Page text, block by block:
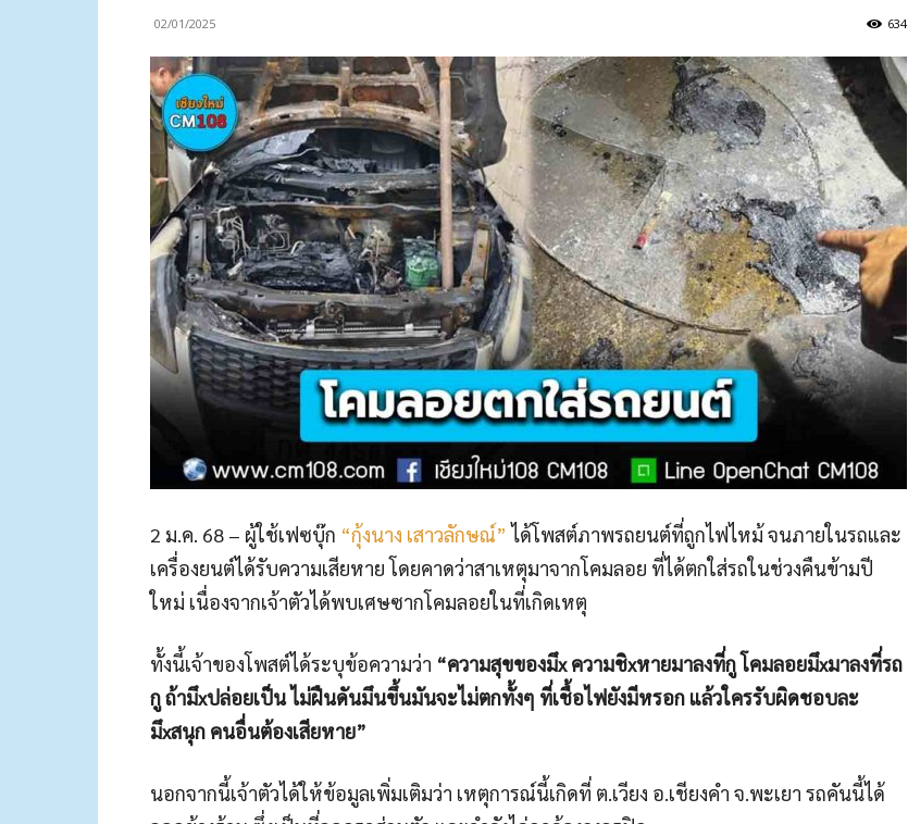
02/01/2025 634
2 ม.ค. 68 – ผู้ใช้เฟซบุ๊ก “กุ้งนาง เสาวลักษณ์” ได้โพสต์ภาพรถยนต์ที่ถูกไฟไหม้ จนภายในรถและ
เครื่องยนต์ได้รับความเสียหาย โดยคาดว่าสาเหตุมาจากโคมลอย ที่ได้ตกใส่รถในช่วงคืนข้ามปี
ใหม่ เนื่องจากเจ้าตัวได้พบเศษซากโคมลอยในที่เกิดเหตุ
ทั้งนี้เจ้าของโพสต์ได้ระบุข้อความว่า “ความสุขของมึx ความชิxหายมาลงที่กู โคมลอยมึxมาลงที่รถ
กู ถ้ามึxปล่อยเป็น ไม่ฝืนดันมึนขึ้นมันจะไม่ตกทั้งๆ ที่เชื้อไฟยังมีหรอก แล้วใครรับผิดชอบละ
มึxสนุก คนอื่นต้องเสียหาย”
นอกจากนี้เจ้าตัวได้ให้ข้อมูลเพิ่มเติมว่า เหตุการณ์นี้เกิดที่ ต.เวียง อ.เชียงคำ จ.พะเยา รถคันนี้ได้